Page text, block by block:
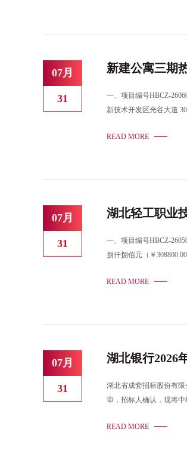
07月
31
新建公寓三期
一、项目编号HBCZ-
新技术开发区光谷大道
READ MORE
07月
31
湖北轻工职业
一、项目编号HBCZ-
捌仟捌佰元（￥
READ MORE
07月
31
湖北银行2026
湖北省成套招标股份有
审，招标人确认，现将
READ MORE